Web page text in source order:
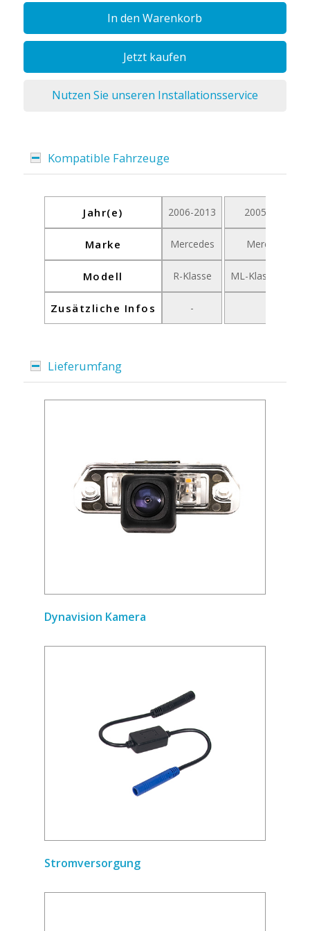
In den Warenkorb
Jetzt kaufen
Nutzen Sie unseren Installationsservice
Kompatible Fahrzeuge
Jahr(e)
Marke
Modell
Zusätzliche Infos
2006-2013
Mercedes
R-Klasse
-
2005-2011
Mercedes
ML-Klasse W164
Lieferumfang
Dynavision Kamera
Stromversorgung